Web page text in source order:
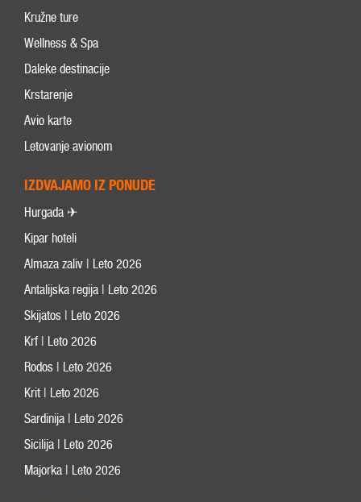
Kružne ture
Wellness & Spa
Daleke destinacije
Krstarenje
Avio karte
Letovanje avionom
IZDVAJAMO IZ PONUDE
Hurgada ✈
Kipar hoteli
Almaza zaliv | Leto 2026
Antalijska regija | Leto 2026
Skijatos | Leto 2026
Krf | Leto 2026
Rodos | Leto 2026
Krit | Leto 2026
Sardinija | Leto 2026
Sicilija | Leto 2026
Majorka | Leto 2026